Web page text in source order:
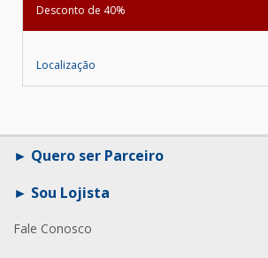
Desconto de 40%
Localização
Quero ser Parceiro
Sou Lojista
Fale Conosco